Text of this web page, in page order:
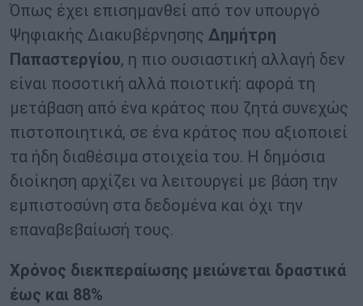
Όπως έχει επισημανθεί από τον υπουργό
Ψηφιακής Διακυβέρνησης Δημήτρη
Παπαστεργίου, η πιο ουσιαστική αλλαγή δεν
είναι ποσοτική αλλά ποιοτική: αφορά τη
μετάβαση από ένα κράτος που ζητά συνεχώς
πιστοποιητικά, σε ένα κράτος που αξιοποιεί
τα ήδη διαθέσιμα στοιχεία του. Η δημόσια
διοίκηση αρχίζει να λειτουργεί με βάση την
εμπιστοσύνη στα δεδομένα και όχι την
επαναβεβαίωσή τους.
Χρόνος διεκπεραίωσης μειώνεται δραστικά
έως και 88%